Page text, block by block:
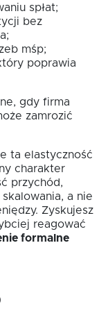
spłat;
bez
mśp;
poprawia
gdy firma
zamrozić
ta elastyczność
charakter
przychód,
a nie
Zyskujesz
reagować
formalne